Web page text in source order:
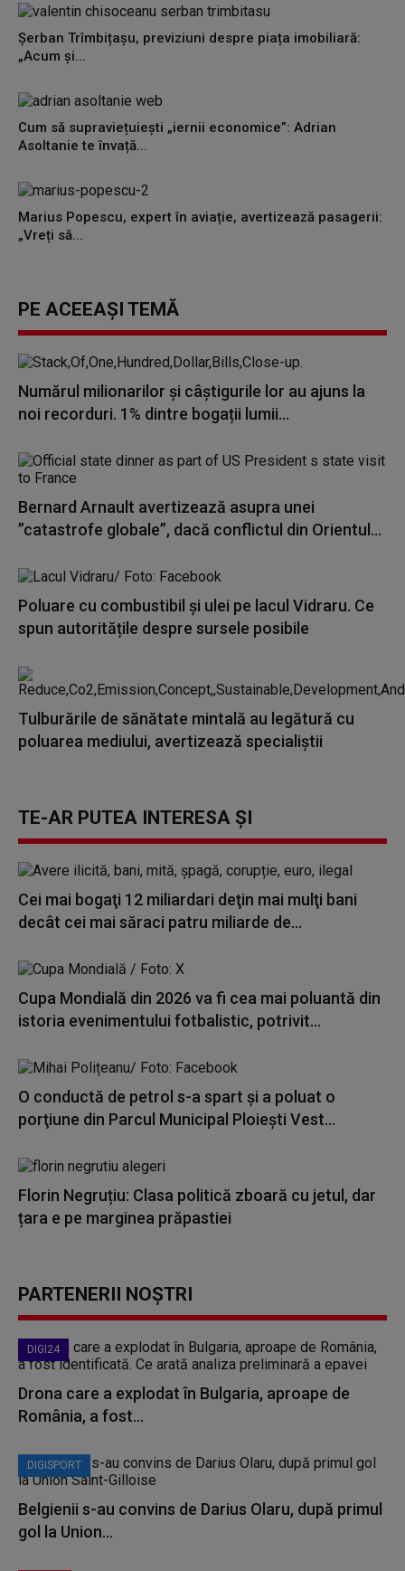
Șerban Trîmbițașu, previziuni despre piața imobiliară:
„Acum și...
Cum să supraviețuiești „iernii economice”: Adrian
Asoltanie te învață...
Marius Popescu, expert în aviație, avertizează pasagerii:
„Vreți să...
PE ACEEAȘI TEMĂ
Numărul milionarilor şi câștigurile lor au ajuns la
noi recorduri. 1% dintre bogații lumii...
Bernard Arnault avertizează asupra unei
”catastrofe globale”, dacă conflictul din Orientul...
Poluare cu combustibil şi ulei pe lacul Vidraru. Ce
spun autoritățile despre sursele posibile
Tulburările de sănătate mintală au legătură cu
poluarea mediului, avertizează specialiștii
TE-AR PUTEA INTERESA ȘI
Cei mai bogaţi 12 miliardari deţin mai mulţi bani
decât cei mai săraci patru miliarde de...
Cupa Mondială din 2026 va fi cea mai poluantă din
istoria evenimentului fotbalistic, potrivit...
O conductă de petrol s-a spart şi a poluat o
porţiune din Parcul Municipal Ploieşti Vest...
Florin Negruțiu: Clasa politică zboară cu jetul, dar
țara e pe marginea prăpastiei
PARTENERII NOȘTRI
DIGI24
Drona care a explodat în Bulgaria, aproape de
România, a fost...
DIGISPORT
Belgienii s-au convins de Darius Olaru, după primul
gol la Union...